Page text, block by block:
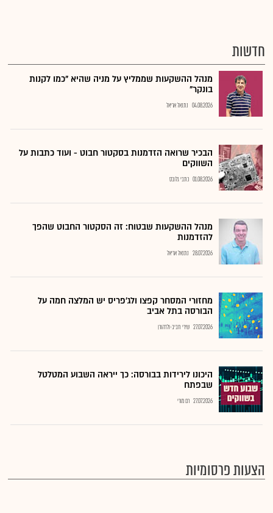
חדשות
מנהל ההשקעות שממליץ על מניה שהיא "כמו לקנות
בונקר"
04.08.2026 נתנאל אריאל
הבכיר שרואה הזדמנות בסקטור חבוט - ועוד כתבות על
השווקים
01.08.2026 כתבי גלובס
מנהל ההשקעות שבטוח: זה הסקטור החבוט שהפך
להזדמנות
28.07.2026 נתנאל אריאל
מחזורי המסחר קפצו ולג'פריס יש המלצה חמה על
הבורסה בתל אביב
27.07.2026 שירי חביב-ולדהורן
היכונו לירידות בבורסה: כך ייראה השבוע המטלטל
שבפתח
27.07.2026 רם מורי
הצעות פרסומיות